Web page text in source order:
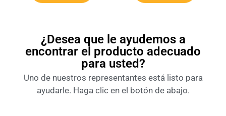
¿Desea que le ayudemos a
encontrar el producto adecuado
para usted?
Uno de nuestros representantes está listo para
ayudarle. Haga clic en el botón de abajo.